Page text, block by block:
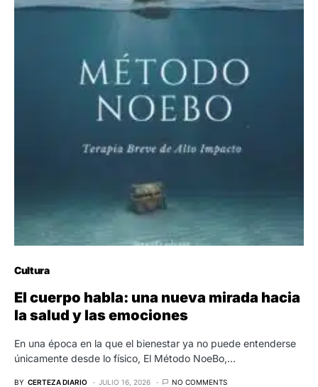
Cultura
El cuerpo habla: una nueva mirada hacia
la salud y las emociones
En una época en la que el bienestar ya no puede entenderse
únicamente desde lo físico, El Método NoeBo,…
BY CERTEZA DIARIO JULIO 16, 2026 NO COMMENTS